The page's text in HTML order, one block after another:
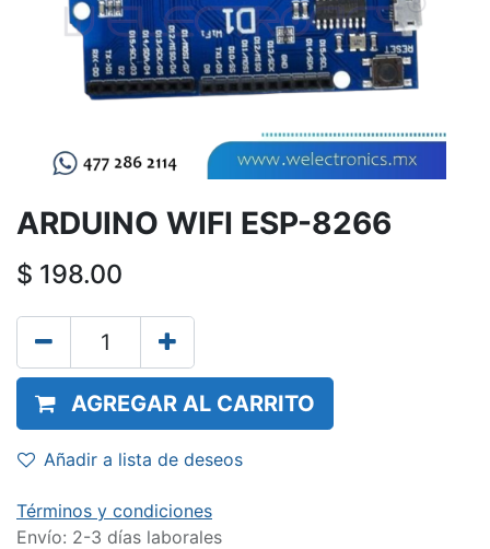
ARDUINO WIFI ESP-8266
$ 198.00
AGREGAR AL CARRITO
Añadir a lista de deseos
Términos y condiciones
Envío: 2-3 días laborales